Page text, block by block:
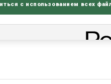
с использованием всех